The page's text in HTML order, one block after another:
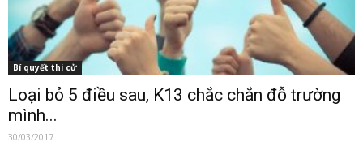
Bí quyết thi cử
Loại bỏ 5 điều sau, K13 chắc chắn đỗ trường
mình...
30/03/2017